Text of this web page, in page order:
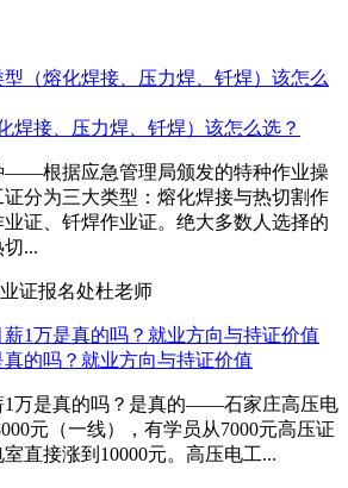
焊接、压力焊、钎焊）该怎么选？
——根据应急管理局颁发的特种作业操
分为三大类型：熔化焊接与热切割作
证、钎焊作业证。绝大多数人选择的
...
证报名处杜老师
的吗？就业方向与持证价值
1万是真的吗？是真的——石家庄高压电
元（一线），有学员从7000元高压证
直接涨到10000元。高压电工...